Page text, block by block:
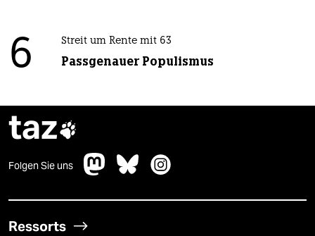
6 Streit um Rente mit 63
Passgenauer Populismus
taz
Folgen Sie uns
Ressorts